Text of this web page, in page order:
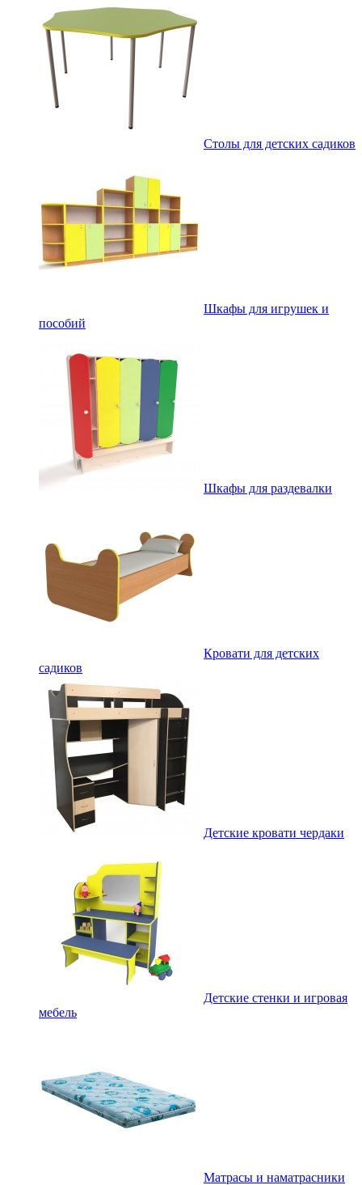
Столы для детских садиков
Шкафы для игрушек и
пособий
Шкафы для раздевалки
Кровати для детских
садиков
Детские кровати чердаки
Детские стенки и игровая
мебель
Матрасы и наматрасники